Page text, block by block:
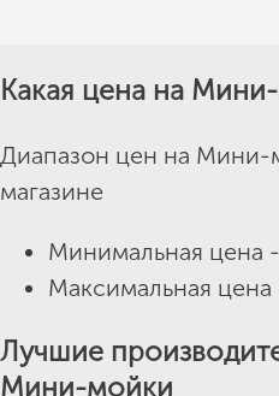
Какая цена на
Диапазон цен на
магазине
Минимальная цена
Максимальная
Лучшие
Мини-мойки